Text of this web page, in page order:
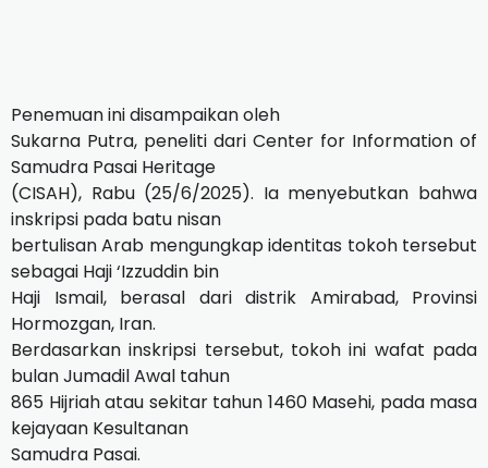
Penemuan ini disampaikan oleh
Sukarna Putra, peneliti dari Center for Information of
Samudra Pasai Heritage
(CISAH), Rabu (25/6/2025). Ia menyebutkan bahwa
inskripsi pada batu nisan
bertulisan Arab mengungkap identitas tokoh tersebut
sebagai Haji ‘Izzuddin bin
Haji Ismail, berasal dari distrik Amirabad, Provinsi
Hormozgan, Iran.
Berdasarkan inskripsi tersebut, tokoh ini wafat pada
bulan Jumadil Awal tahun
865 Hijriah atau sekitar tahun 1460 Masehi, pada masa
kejayaan Kesultanan
Samudra Pasai.